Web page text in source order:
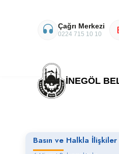
Çağrı Merkezi
0224 715 10 10
İNEGÖL
Basın ve Halkla